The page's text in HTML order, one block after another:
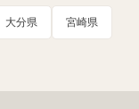
大分県 宮崎県